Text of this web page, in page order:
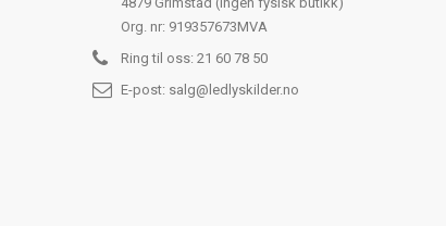
Org. nr: 919357673MVA
Ring til oss: 21 60 78 50
E-post: salg@ledlyskilder.no